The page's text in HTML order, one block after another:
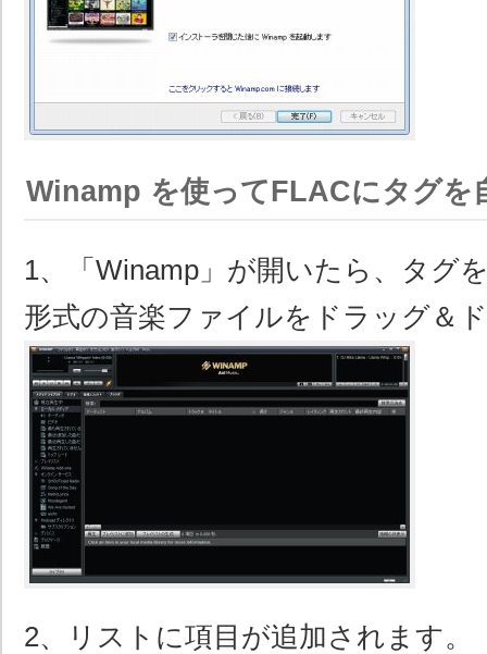
Winamp を使ってFLACにタグを
1、「Winamp」が開いたら、タグ
形式の音楽ファイルをドラッグ＆
2、リストに項目が追加されます。